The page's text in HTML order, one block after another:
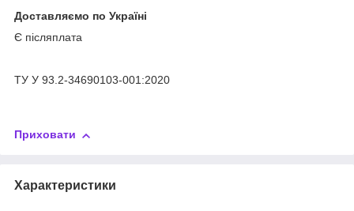
Доставляємо по Україні
Є післяплата
ТУ У 93.2-34690103-001:2020
Приховати
Характеристики